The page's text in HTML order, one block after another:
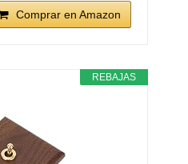
Comprar en Amazon
REBAJAS